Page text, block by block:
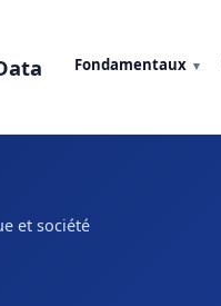
Fondamentaux
et société